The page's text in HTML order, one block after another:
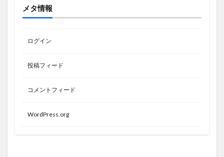
メタ情報
ログイン
投稿フィード
コメントフィード
WordPress.org